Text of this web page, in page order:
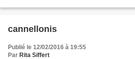
cannellonis
Publié le 12/02/2016 à 19:55
Par Rita Siffert